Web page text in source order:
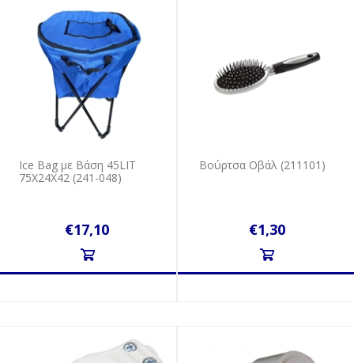
Ice Bag με Βάση 45LIT
75Χ24Χ42 (241-048)
€17,10
Βούρτσα Οβάλ (211101)
€1,30